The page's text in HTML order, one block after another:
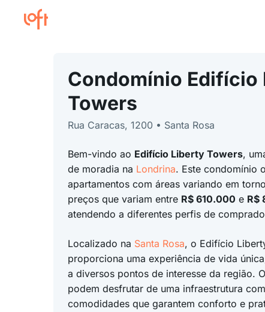
Condomínio Edifício
Towers
Rua Caracas, 1200 • Santa Rosa
Bem-vindo ao Edifício Liberty Towers,
de moradia na Londrina. Este condomínio
apartamentos com áreas variando em
preços que variam entre R$ 610.000 e R$
atendendo a diferentes perfis de
Localizado na Santa Rosa, o Edifício
proporciona uma experiência de vida
a diversos pontos de interesse da região.
podem desfrutar de uma infraestrutura
comodidades que garantem conforto e